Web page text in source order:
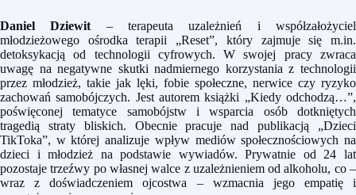
Daniel Dziewit – terapeuta uzależnień i współzałożyciel
młodzieżowego ośrodka terapii „Reset”, który zajmuje się m.in.
detoksykacją od technologii cyfrowych. W swojej pracy zwraca
uwagę na negatywne skutki nadmiernego korzystania z technologii
przez młodzież, takie jak lęki, fobie społeczne, nerwice czy ryzyko
zachowań samobójczych. Jest autorem książki „Kiedy odchodzą…”,
poświęconej tematyce samobójstw i wsparcia osób dotkniętych
tragedią straty bliskich. Obecnie pracuje nad publikacją „Dzieci
TikToka”, w której analizuje wpływ mediów społecznościowych na
dzieci i młodzież na podstawie wywiadów. Prywatnie od 24 lat
pozostaje trzeźwy po własnej walce z uzależnieniem od alkoholu, co –
wraz z doświadczeniem ojcostwa – wzmacnia jego empatię i